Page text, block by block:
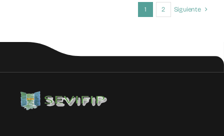
Prevención
parental
1 2 Siguiente